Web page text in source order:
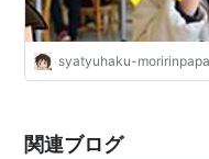
syatyuhaku-
関連ブログ